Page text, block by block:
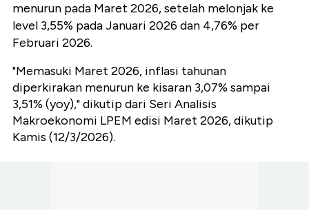
menurun pada Maret 2026, setelah melonjak ke
level 3,55% pada Januari 2026 dan 4,76% per
Februari 2026.
"Memasuki Maret 2026, inflasi tahunan
diperkirakan menurun ke kisaran 3,07% sampai
3,51% (yoy)," dikutip dari Seri Analisis
Makroekonomi LPEM edisi Maret 2026, dikutip
Kamis (12/3/2026).